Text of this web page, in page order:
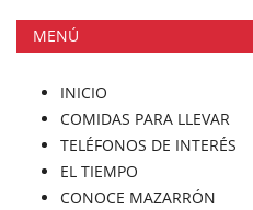
MENÚ
INICIO
COMIDAS PARA LLEVAR
TELÉFONOS DE INTERÉS
EL TIEMPO
CONOCE MAZARRÓN